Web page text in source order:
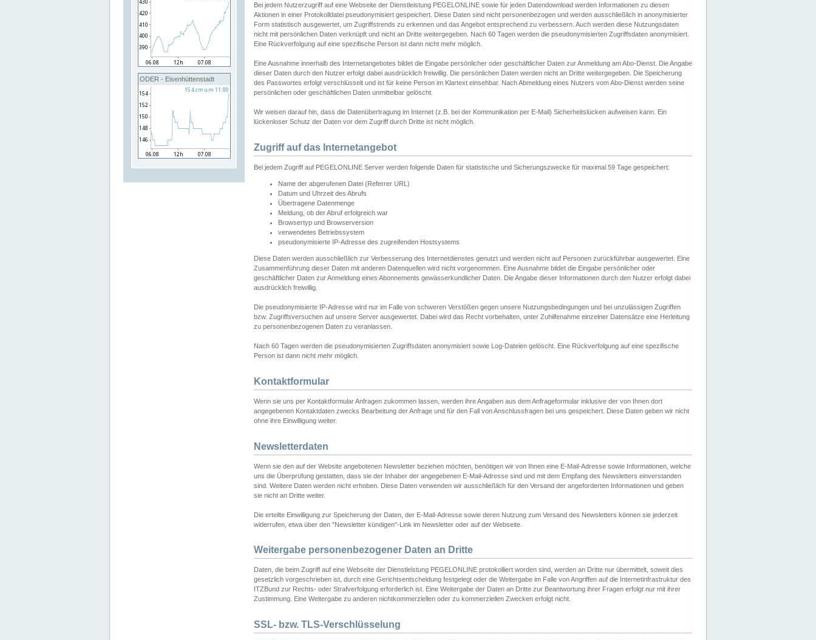
ODER - Eisenhüttenstadt
Bei jedem Nutzerzugriff auf eine Webseite der Dienstleistung PEGELONLINE sowie für jeden Datendownload werden Informationen zu diesen
Aktionen in einer Protokolldatei pseudonymisiert gespeichert. Diese Daten sind nicht personenbezogen und werden ausschließlich in anonymisierter
Form statistisch ausgewertet, um Zugriffstrends zu erkennen und das Angebot entsprechend zu verbessern. Auch werden diese Nutzungsdaten
nicht mit persönlichen Daten verknüpft und nicht an Dritte weitergegeben. Nach 60 Tagen werden die pseudonymisierten Zugriffsdaten anonymisiert.
Eine Rückverfolgung auf eine spezifische Person ist dann nicht mehr möglich.
Eine Ausnahme innerhalb des Internetangebotes bildet die Eingabe persönlicher oder geschäftlicher Daten zur Anmeldung am Abo-Dienst. Die Angabe
dieser Daten durch den Nutzer erfolgt dabei ausdrücklich freiwillig. Die persönlichen Daten werden nicht an Dritte weitergegeben. Die Speicherung
des Passwortes erfolgt verschlüsselt und ist für keine Person im Klartext einsehbar. Nach Abmeldung eines Nutzers vom Abo-Dienst werden seine
persönlichen oder geschäftlichen Daten unmittelbar gelöscht.
Wir weisen darauf hin, dass die Datenübertragung im Internet (z.B. bei der Kommunikation per E-Mail) Sicherheitslücken aufweisen kann. Ein
lückenloser Schutz der Daten vor dem Zugriff durch Dritte ist nicht möglich.
Zugriff auf das Internetangebot
Bei jedem Zugriff auf PEGELONLINE Server werden folgende Daten für statistische und Sicherungszwecke für maximal 59 Tage gespeichert:
Name der abgerufenen Datei (Referrer URL)
Datum und Uhrzeit des Abrufs
Übertragene Datenmenge
Meldung, ob der Abruf erfolgreich war
Browsertyp und Browserversion
verwendetes Betriebssystem
pseudonymisierte IP-Adresse des zugreifenden Hostsystems
Diese Daten werden ausschließlich zur Verbesserung des Internetdienstes genutzt und werden nicht auf Personen zurückführbar ausgewertet. Eine
Zusammenführung dieser Daten mit anderen Datenquellen wird nicht vorgenommen. Eine Ausnahme bildet die Eingabe persönlicher oder
geschäftlicher Daten zur Anmeldung eines Abonnements gewässerkundlicher Daten. Die Angabe dieser Informationen durch den Nutzer erfolgt dabei
ausdrücklich freiwillig.
Die pseudonymisierte IP-Adresse wird nur im Falle von schweren Verstößen gegen unsere Nutzungsbedingungen und bei unzulässigen Zugriffen
bzw. Zugriffsversuchen auf unsere Server ausgewertet. Dabei wird das Recht vorbehalten, unter Zuhilfenahme einzelner Datensätze eine Herleitung
zu personenbezogenen Daten zu veranlassen.
Nach 60 Tagen werden die pseudonymisierten Zugriffsdaten anonymisiert sowie Log-Dateien gelöscht. Eine Rückverfolgung auf eine spezifische
Person ist dann nicht mehr möglich.
Kontaktformular
Wenn sie uns per Kontaktformular Anfragen zukommen lassen, werden ihre Angaben aus dem Anfrageformular inklusive der von Ihnen dort
angegebenen Kontaktdaten zwecks Bearbeitung der Anfrage und für den Fall von Anschlussfragen bei uns gespeichert. Diese Daten geben wir nicht
ohne ihre Einwilligung weiter.
Newsletterdaten
Wenn sie den auf der Website angebotenen Newsletter beziehen möchten, benötigen wir von Ihnen eine E-Mail-Adresse sowie Informationen, welche
uns die Überprüfung gestatten, dass sie der Inhaber der angegebenen E-Mail-Adresse sind und mit dem Empfang des Newsletters einverstanden
sind. Weitere Daten werden nicht erhoben. Diese Daten verwenden wir ausschließlich für den Versand der angeforderten Informationen und geben
sie nicht an Dritte weiter.
Die erteilte Einwilligung zur Speicherung der Daten, der E-Mail-Adresse sowie deren Nutzung zum Versand des Newsletters können sie jederzeit
widerrufen, etwa über den "Newsletter kündigen"-Link im Newsletter oder auf der Webseite.
Weitergabe personenbezogener Daten an Dritte
Daten, die beim Zugriff auf eine Webseite der Dienstleistung PEGELONLINE protokolliert worden sind, werden an Dritte nur übermittelt, soweit dies
gesetzlich vorgeschrieben ist, durch eine Gerichtsentscheidung festgelegt oder die Weitergabe im Falle von Angriffen auf die Internetinfrastruktur des
ITZBund zur Rechts- oder Strafverfolgung erforderlich ist. Eine Weitergabe der Daten an Dritte zur Beantwortung ihrer Fragen erfolgt nur mit ihrer
Zustimmung. Eine Weitergabe zu anderen nichtkommerziellen oder zu kommerziellen Zwecken erfolgt nicht.
SSL- bzw. TLS-Verschlüsselung